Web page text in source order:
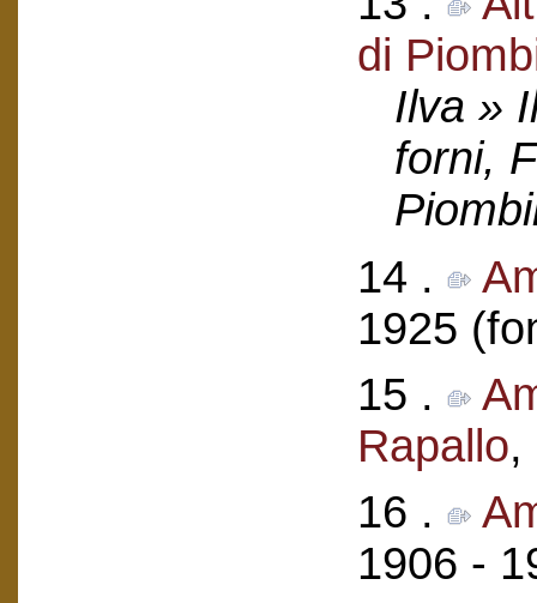
di
Ilva »
forni,
14 .
1925
15 .
Rapallo,
16 .
1906 -